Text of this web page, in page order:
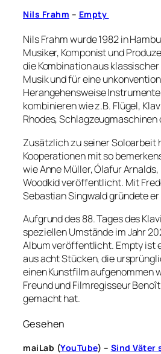
Nils Frahm – Empty
Nils Frahm wurde 1982 in
Musiker, Komponist und
die Kombination aus
Musik und für eine
Herangehensweise
kombinieren wie z.B. Flügel,
Rhodes, Schlagzeugmaschinen
Zusätzlich zu seiner Soloarbeit
Kooperationen mit so
wie Anne Müller, Ólafur Arnalds,
Woodkid veröffentlicht. Mit
Sebastian Singwald gründete er
Aufgrund des 88. Tages des
speziellen Umstände im Jahr
Album veröffentlicht. Empty ist
aus acht Stücken, die
einen Kunstfilm aufgenommen
Freund und Filmregisseur
gemacht hat.
Gesehen
maiLab (YouTube) – Sind Väter